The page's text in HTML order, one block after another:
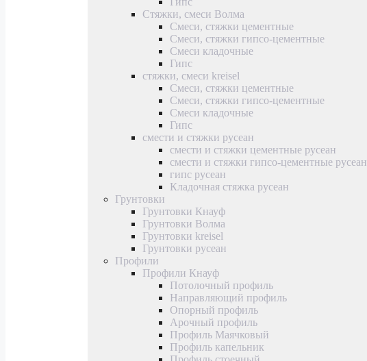
Стяжки, смеси Волма
Смеси, стяжки цементные
Смеси, стяжки гипсо-цементные
Смеси кладочные
Гипс
стяжки, смеси kreisel
Смеси, стяжки цементные
Смеси, стяжки гипсо-цементные
Смеси кладочные
Гипс
смести и стяжки русеан
смести и стяжки цементные русеан
смести и стяжки гипсо-цементные русеан
гипс русеан
Кладочная стяжка русеан
Грунтовки
Грунтовки Кнауф
Грунтовки Волма
Грунтовки kreisel
Грунтовки русеан
Профили
Профили Кнауф
Потолочный профиль
Направляющий профиль
Опорный профиль
Арочный профиль
Профиль Маячковый
Профиль капельник